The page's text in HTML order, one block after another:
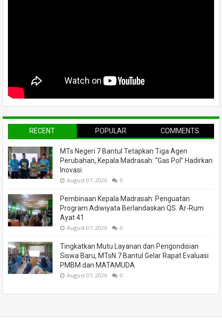
RECENT POPULAR COMMENTS
MTs Negeri 7 Bantul Tetapkan Tiga Agen
Perubahan, Kepala Madrasah: “Gas Pol” Hadirkan
Inovasi
August 07, 2026 0
Pembinaan Kepala Madrasah: Penguatan
Program Adiwiyata Berlandaskan QS. Ar-Rum
Ayat 41
August 07, 2026 0
Tingkatkan Mutu Layanan dan Pengondisian
Siswa Baru, MTsN 7 Bantul Gelar Rapat Evaluasi
PMBM dan MATAMUDA
August 07, 2026 0